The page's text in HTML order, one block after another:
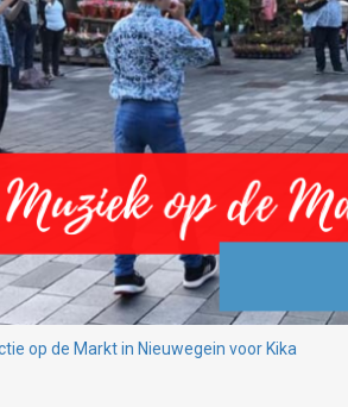
op de Markt in Nieuwegein voor Kika